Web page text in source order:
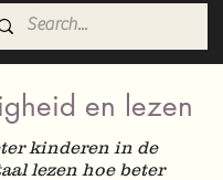
en lezen
kinderen in de
lezen hoe beter